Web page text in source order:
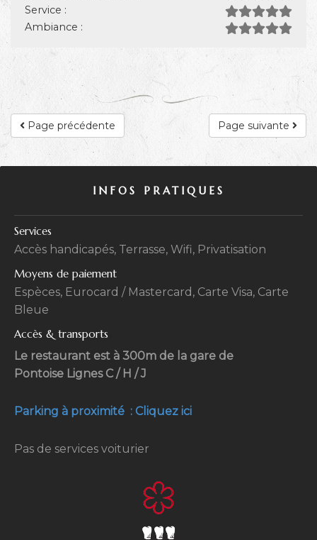
Service :
Ambiance :
Page suivante
Page précédente
INFOS PRATIQUES
Services
Accès handicapés, Terrasse, Wifi, Privatisation
Moyens de paiement
Espèces, Eurocard / Mastercard, Carte Visa, Carte
Bleue
Accès & transports
Le restaurant est à 300m de la gare de
Pontoise Lignes C / H / J
Parking à proximité : Cliquez ici
Pas de services voiturier